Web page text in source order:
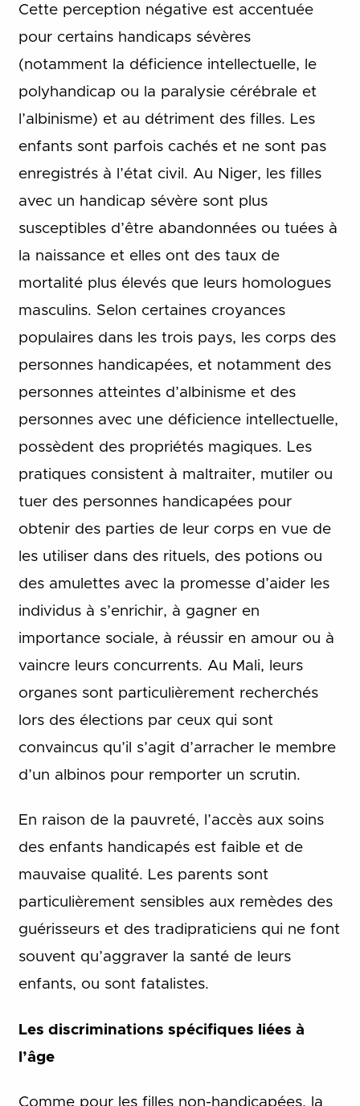
Cette perception négative est accentuée
pour certains handicaps sévères
(notamment la déficience intellectuelle, le
polyhandicap ou la paralysie cérébrale et
l’albinisme) et au détriment des filles. Les
enfants sont parfois cachés et ne sont pas
enregistrés à l’état civil. Au Niger, les filles
avec un handicap sévère sont plus
susceptibles d’être abandonnées ou tuées à
la naissance et elles ont des taux de
mortalité plus élevés que leurs homologues
masculins. Selon certaines croyances
populaires dans les trois pays, les corps des
personnes handicapées, et notamment des
personnes atteintes d’albinisme et des
personnes avec une déficience intellectuelle,
possèdent des propriétés magiques. Les
pratiques consistent à maltraiter, mutiler ou
tuer des personnes handicapées pour
obtenir des parties de leur corps en vue de
les utiliser dans des rituels, des potions ou
des amulettes avec la promesse d’aider les
individus à s’enrichir, à gagner en
importance sociale, à réussir en amour ou à
vaincre leurs concurrents. Au Mali, leurs
organes sont particulièrement recherchés
lors des élections par ceux qui sont
convaincus qu’il s’agit d’arracher le membre
d’un albinos pour remporter un scrutin.
En raison de la pauvreté, l’accès aux soins
des enfants handicapés est faible et de
mauvaise qualité. Les parents sont
particulièrement sensibles aux remèdes des
guérisseurs et des tradipraticiens qui ne font
souvent qu’aggraver la santé de leurs
enfants, ou sont fatalistes.
Les discriminations spécifiques liées à
l’âge
Comme pour les filles non-handicapées, la